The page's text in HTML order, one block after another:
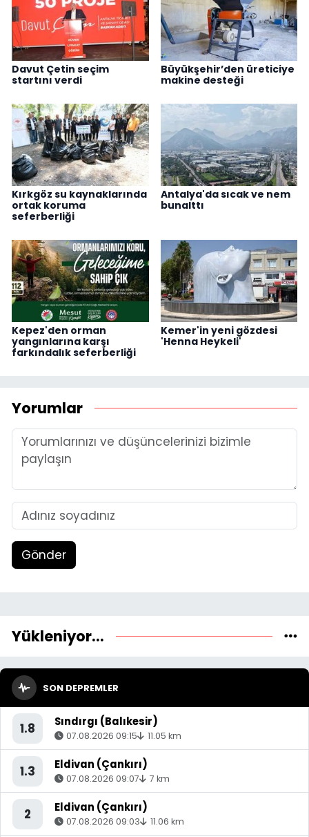
Davut Çetin seçim
startını verdi
Büyükşehir’den üreticiye
makine desteği
Kırkgöz su kaynaklarında
ortak koruma
seferberliği
Antalya'da sıcak ve nem
bunalttı
Kepez'den orman
yangınlarına karşı
farkındalık seferberliği
Kemer'in yeni gözdesi
'Henna Heykeli'
Yorumlar
Gönder
Yükleniyor...
SON DEPREMLER
1.8 Sındırgı (Balıkesir)
07.08.2026 09:15 11.05 km
1.3 Eldivan (Çankırı)
07.08.2026 09:07 7 km
2 Eldivan (Çankırı)
07.08.2026 09:03 11.06 km